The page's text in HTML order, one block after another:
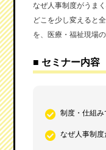
なぜ人事制度がうま
どこを少し変えると
を、医療・福祉現場
■ セミナー内容
制度・仕組
なぜ人事制